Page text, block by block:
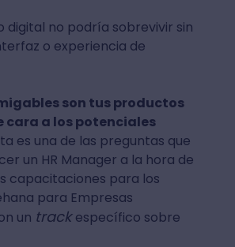
digital no podría sobrevivir sin
o experiencia de
son tus productos
cara a los potenciales
es una de las preguntas que
un HR Manager a la hora de
capacitaciones para los
para Empresas
un trackespecífico sobre